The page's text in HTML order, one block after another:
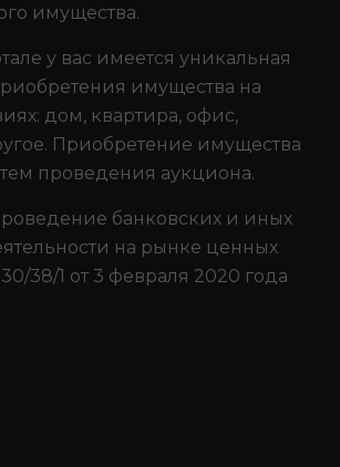
имущества.
у вас имеется уникальная
имущества на
дом, квартира, офис,
Приобретение имущества
проведения аукциона.
банковских и иных
на рынке ценных
38/1 от 3 февраля 2020 года